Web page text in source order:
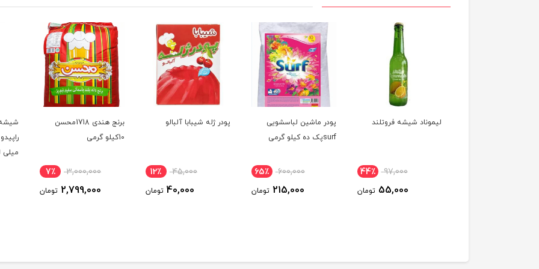
لیموناد شیشه فروتلند
97,000 44٪
55,000 تومان
پودر ماشین لباسشویی
surfپک ده کیلو گرمی
600,000 65٪
215,000 تومان
پودر ژله شیبابا آلبالو
45,000 12٪
40,000 تومان
برنج هندی 1718محسن
10کیلو گرمی
3,000,000 7٪
2,799,000 تومان
شیشه
میلی